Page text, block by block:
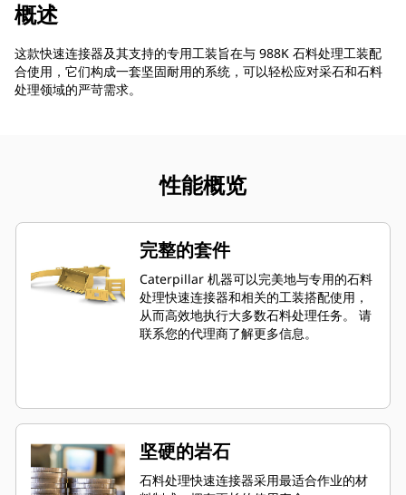
概述
这款快速连接器及其支持的专用工装旨在与 988K 石料处理工装配
合使用，它们构成一套坚固耐用的系统，可以轻松应对采石和石料
处理领域的严苛需求。
性能概览
完整的套件
Caterpillar 机器可以完美地与专用的石料
处理快速连接器和相关的工装搭配使用，
从而高效地执行大多数石料处理任务。 请
联系您的代理商了解更多信息。
坚硬的岩石
石料处理快速连接器采用最适合作业的材